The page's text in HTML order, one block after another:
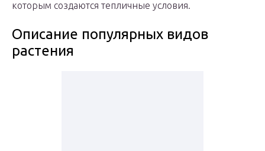
которым создаются тепличные условия.
Описание популярных видов
растения